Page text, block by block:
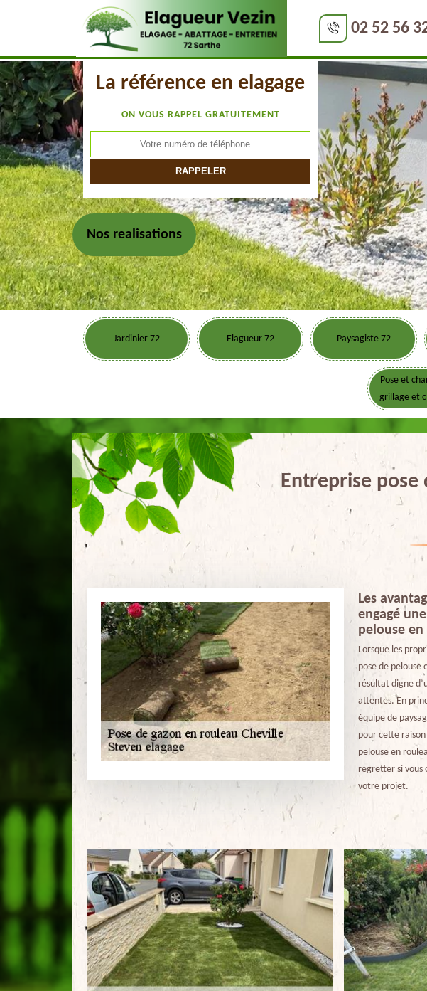
02 52 56
La référence en elagage
ON VOUS RAPPEL GRATUITEMENT
Nos realisations
Jardinier 72 Elagueur 72 Paysagiste 72
Pose et
grillage et
Entreprise pose
Les
engagé
pelouse
Lorsque les
pose de pelouse
résultat digne
attentes. En
équipe de
pour cette
pelouse en
regretter si vous
votre projet.